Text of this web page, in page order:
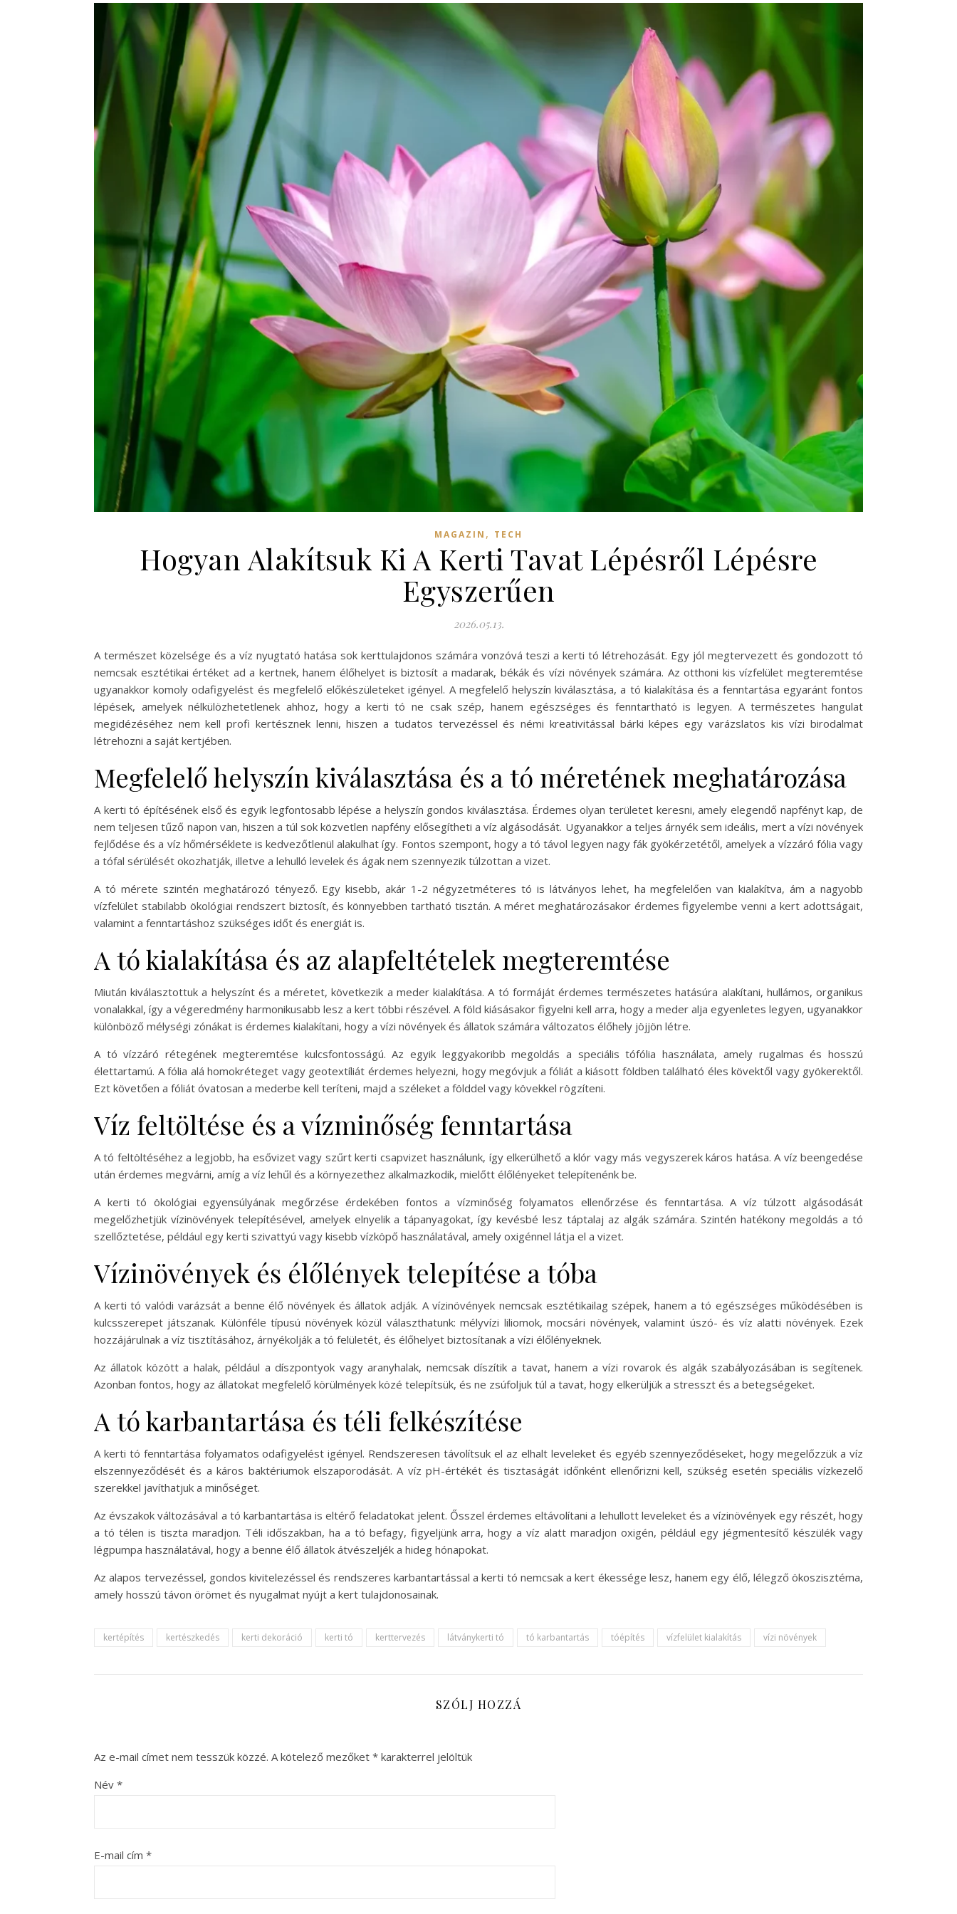
MAGAZIN , TECH
Hogyan Alakítsuk Ki A Kerti Tavat Lépésről Lépésre
Egyszerűen
2026.05.13.
A természet közelsége és a víz nyugtató hatása sok kerttulajdonos számára vonzóvá teszi a kerti tó létrehozását. Egy jól megtervezett és gondozott tó
nemcsak esztétikai értéket ad a kertnek, hanem élőhelyet is biztosít a madarak, békák és vízi növények számára. Az otthoni kis vízfelület megteremtése
ugyanakkor komoly odafigyelést és megfelelő előkészületeket igényel. A megfelelő helyszín kiválasztása, a tó kialakítása és a fenntartása egyaránt fontos
lépések, amelyek nélkülözhetetlenek ahhoz, hogy a kerti tó ne csak szép, hanem egészséges és fenntartható is legyen. A természetes hangulat
megidézéséhez nem kell profi kertésznek lenni, hiszen a tudatos tervezéssel és némi kreativitással bárki képes egy varázslatos kis vízi birodalmat
létrehozni a saját kertjében.
Megfelelő helyszín kiválasztása és a tó méretének meghatározása
A kerti tó építésének első és egyik legfontosabb lépése a helyszín gondos kiválasztása. Érdemes olyan területet keresni, amely elegendő napfényt kap, de
nem teljesen tűző napon van, hiszen a túl sok közvetlen napfény elősegítheti a víz algásodását. Ugyanakkor a teljes árnyék sem ideális, mert a vízi növények
fejlődése és a víz hőmérséklete is kedvezőtlenül alakulhat így. Fontos szempont, hogy a tó távol legyen nagy fák gyökérzetétől, amelyek a vízzáró fólia vagy
a tófal sérülését okozhatják, illetve a lehulló levelek és ágak nem szennyezik túlzottan a vizet.
A tó mérete szintén meghatározó tényező. Egy kisebb, akár 1-2 négyzetméteres tó is látványos lehet, ha megfelelően van kialakítva, ám a nagyobb
vízfelület stabilabb ökológiai rendszert biztosít, és könnyebben tartható tisztán. A méret meghatározásakor érdemes figyelembe venni a kert adottságait,
valamint a fenntartáshoz szükséges időt és energiát is.
A tó kialakítása és az alapfeltételek megteremtése
Miután kiválasztottuk a helyszínt és a méretet, következik a meder kialakítása. A tó formáját érdemes természetes hatásúra alakítani, hullámos, organikus
vonalakkal, így a végeredmény harmonikusabb lesz a kert többi részével. A föld kiásásakor figyelni kell arra, hogy a meder alja egyenletes legyen, ugyanakkor
különböző mélységi zónákat is érdemes kialakítani, hogy a vízi növények és állatok számára változatos élőhely jöjjön létre.
A tó vízzáró rétegének megteremtése kulcsfontosságú. Az egyik leggyakoribb megoldás a speciális tófólia használata, amely rugalmas és hosszú
élettartamú. A fólia alá homokréteget vagy geotextíliát érdemes helyezni, hogy megóvjuk a fóliát a kiásott földben található éles kövektől vagy gyökerektől.
Ezt követően a fóliát óvatosan a mederbe kell teríteni, majd a széleket a földdel vagy kövekkel rögzíteni.
Víz feltöltése és a vízminőség fenntartása
A tó feltöltéséhez a legjobb, ha esővizet vagy szűrt kerti csapvizet használunk, így elkerülhető a klór vagy más vegyszerek káros hatása. A víz beengedése
után érdemes megvárni, amíg a víz lehűl és a környezethez alkalmazkodik, mielőtt élőlényeket telepítenénk be.
A kerti tó ökológiai egyensúlyának megőrzése érdekében fontos a vízminőség folyamatos ellenőrzése és fenntartása. A víz túlzott algásodását
megelőzhetjük vízinövények telepítésével, amelyek elnyelik a tápanyagokat, így kevésbé lesz táptalaj az algák számára. Szintén hatékony megoldás a tó
szellőztetése, például egy kerti szivattyú vagy kisebb vízköpő használatával, amely oxigénnel látja el a vizet.
Vízinövények és élőlények telepítése a tóba
A kerti tó valódi varázsát a benne élő növények és állatok adják. A vízinövények nemcsak esztétikailag szépek, hanem a tó egészséges működésében is
kulcsszerepet játszanak. Különféle típusú növények közül választhatunk: mélyvízi liliomok, mocsári növények, valamint úszó- és víz alatti növények. Ezek
hozzájárulnak a víz tisztításához, árnyékolják a tó felületét, és élőhelyet biztosítanak a vízi élőlényeknek.
Az állatok között a halak, például a díszpontyok vagy aranyhalak, nemcsak díszítik a tavat, hanem a vízi rovarok és algák szabályozásában is segítenek.
Azonban fontos, hogy az állatokat megfelelő körülmények közé telepítsük, és ne zsúfoljuk túl a tavat, hogy elkerüljük a stresszt és a betegségeket.
A tó karbantartása és téli felkészítése
A kerti tó fenntartása folyamatos odafigyelést igényel. Rendszeresen távolítsuk el az elhalt leveleket és egyéb szennyeződéseket, hogy megelőzzük a víz
elszennyeződését és a káros baktériumok elszaporodását. A víz pH-értékét és tisztaságát időnként ellenőrizni kell, szükség esetén speciális vízkezelő
szerekkel javíthatjuk a minőséget.
Az évszakok változásával a tó karbantartása is eltérő feladatokat jelent. Ősszel érdemes eltávolítani a lehullott leveleket és a vízinövények egy részét, hogy
a tó télen is tiszta maradjon. Téli időszakban, ha a tó befagy, figyeljünk arra, hogy a víz alatt maradjon oxigén, például egy jégmentesítő készülék vagy
légpumpa használatával, hogy a benne élő állatok átvészeljék a hideg hónapokat.
Az alapos tervezéssel, gondos kivitelezéssel és rendszeres karbantartással a kerti tó nemcsak a kert ékessége lesz, hanem egy élő, lélegző ökoszisztéma,
amely hosszú távon örömet és nyugalmat nyújt a kert tulajdonosainak.
kertépítés kertészkedés kerti dekoráció kerti tó kerttervezés látványkerti tó tó karbantartás tóépítés vízfelület kialakítás vízi növények
SZÓLJ HOZZÁ
Az e-mail címet nem tesszük közzé. A kötelező mezőket * karakterrel jelöltük
Név *
E-mail cím *